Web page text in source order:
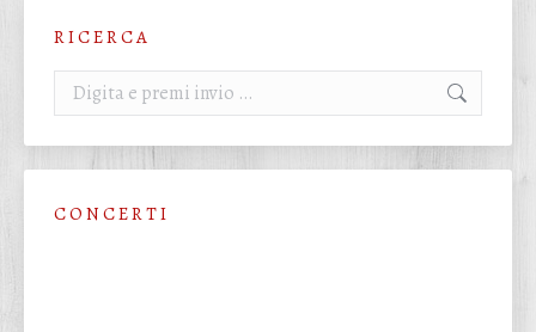
R I C E R C A
Cerca:
C O N C E R T I